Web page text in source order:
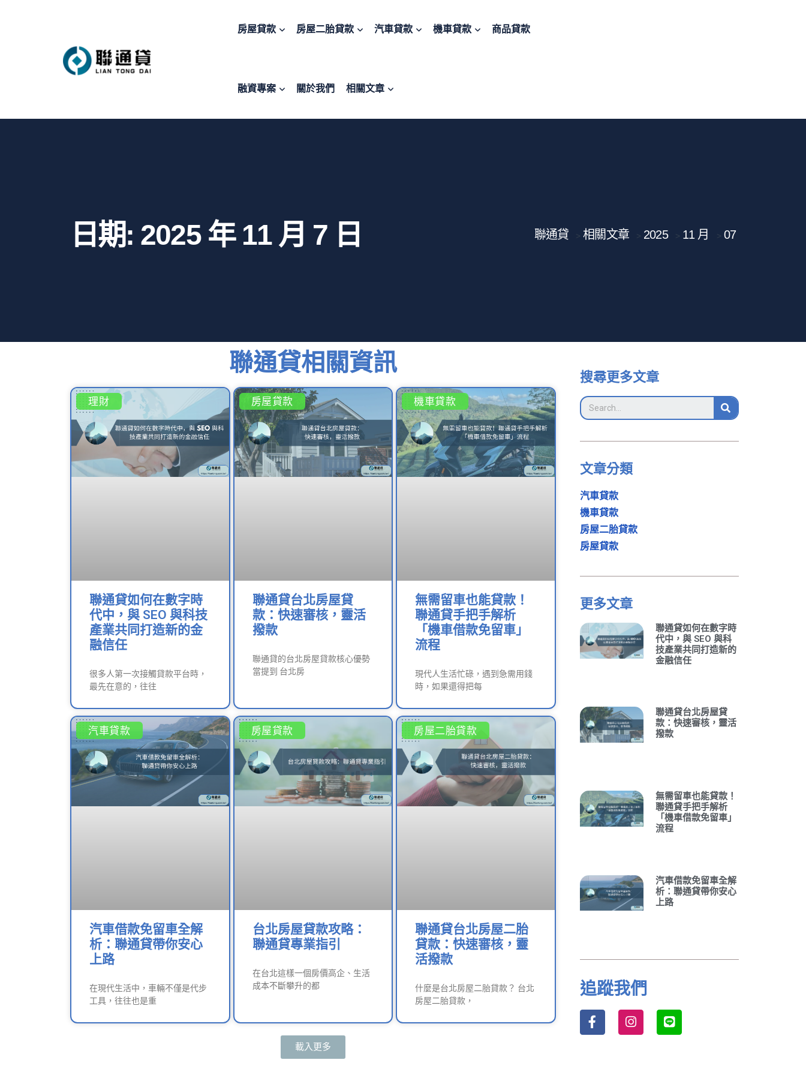
房屋貸款 房屋二胎貸款 汽車貸款 機車貸款 商品貸款
融資專案 關於我們 相關文章
日期: 2025 年 11 月 7 日 聯通貸 >相關文章 > 2025 > 11 月 > 07
聯通貸相關資訊
理財
聯通貸如何在數字時
代中，與 SEO 與科技
產業共同打造新的金
融信任
很多人第一次接觸貸款平台時，
最先在意的，往往
房屋貸款
聯通貸台北房屋貸
款：快速審核，靈活
撥款
聯通貸的台北房屋貸款核心優勢
當提到 台北房
機車貸款
無需留車也能貸款！
聯通貸手把手解析
「機車借款免留車」
流程
現代人生活忙碌，遇到急需用錢
時，如果還得把每
汽車貸款
汽車借款免留車全解
析：聯通貸帶你安心
上路
在現代生活中，車輛不僅是代步
工具，往往也是重
房屋貸款
台北房屋貸款攻略：
聯通貸專業指引
在台北這樣一個房價高企、生活
成本不斷攀升的都
房屋二胎貸款
聯通貸台北房屋二胎
貸款：快速審核，靈
活撥款
什麼是台北房屋二胎貸款？ 台北
房屋二胎貸款，
載入更多
搜尋更多文章
文章分類
汽車貸款
機車貸款
房屋二胎貸款
房屋貸款
更多文章
聯通貸如何在數字時
代中，與 SEO 與科
技產業共同打造新的
金融信任
聯通貸台北房屋貸
款：快速審核，靈活
撥款
無需留車也能貸款！
聯通貸手把手解析
「機車借款免留車」
流程
汽車借款免留車全解
析：聯通貸帶你安心
上路
追蹤我們